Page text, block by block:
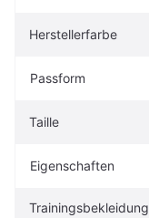
Herstellerfarbe
Passform
Taille
Eigenschaften
Trainingsbekleidung